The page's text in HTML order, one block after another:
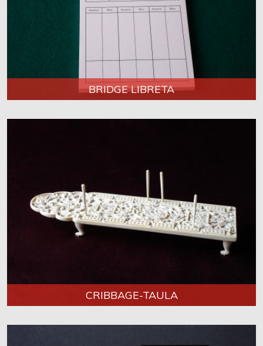
BRIDGE LIBRETA
CRIBBAGE-TAULA